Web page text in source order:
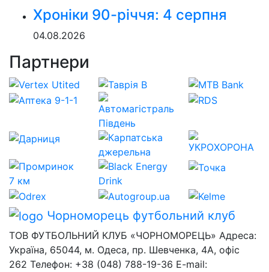
Хроніки 90-річчя: 4 серпня
04.08.2026
Партнери
Чорноморець футбольний клуб
ТОВ ФУТБОЛЬНИЙ КЛУБ «ЧОРНОМОРЕЦЬ» Адреса:
Україна, 65044, м. Одеса, пр. Шевченка, 4А, офіс
262 Телефон: +38 (048) 788-19-36 E-mail: